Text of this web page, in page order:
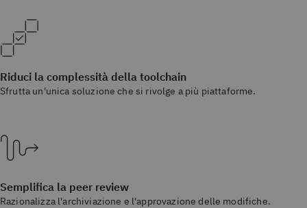
Riduci la complessità della toolchain
Sfrutta un'unica soluzione che si rivolge a più piattaforme.
Semplifica la peer review
Razionalizza l'archiviazione e l'approvazione delle modifiche.